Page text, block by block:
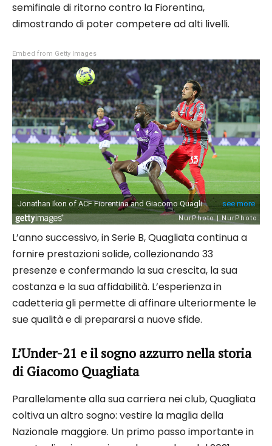
semifinale di ritorno contro la Fiorentina,
dimostrando di poter competere ad alti livelli.
Embed from Getty Images
L’anno successivo, in Serie B, Quagliata continua a
fornire prestazioni solide, collezionando 33
presenze e confermando la sua crescita, la sua
costanza e la sua affidabilità. L’esperienza in
cadetteria gli permette di affinare ulteriormente le
sue qualità e di prepararsi a nuove sfide.
L’Under-21 e il sogno azzurro nella storia
di Giacomo Quagliata
Parallelamente alla sua carriera nei club, Quagliata
coltiva un altro sogno: vestire la maglia della
Nazionale maggiore. Un primo passo importante in